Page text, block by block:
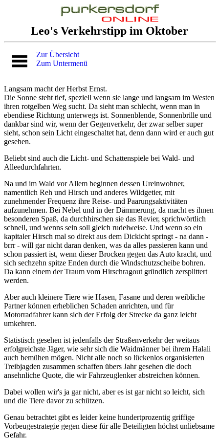
Leo's Verkehrstipp im Oktober
Zur Übersicht
Zum Untermenü
Langsam macht der Herbst Ernst.
Die Sonne steht tief, speziell wenn sie lange und langsam im Westen
ihren rotgelben Weg sucht. Da sieht man schlecht, wenn man in
ebendiese Richtung unterwegs ist. Sonnenblende, Sonnenbrille und
dankbar sind wir, wenn der Gegenverkehr, der zwar selber super
sieht, schon sein Licht eingeschaltet hat, denn dann wird er auch gut
gesehen.
Beliebt sind auch die Licht- und Schattenspiele bei Wald- und
Alleedurchfahrten.
Na und im Wald vor Allem beginnen dessen Ureinwohner,
namentlich Reh und Hirsch und anderes Wildgetier, mit
zunehmender Frequenz ihre Reise- und Paarungsaktivitäten
aufzunehmen. Bei Nebel und in der Dämmerung, da macht es ihnen
besonderen Spaß, da durchhirschen sie das Revier, sprichwörtlich
schnell, und wenns sein soll gleich rudelweise. Und wenn so ein
kapitaler Hirsch mal so direkt aus dem Dickicht springt - na dann -
brrr - will gar nicht daran denken, was da alles passieren kann und
schon passiert ist, wenn dieser Brocken gegen das Auto kracht, und
sich sechzehn spitze Enden durch die Windschutzscheibe bohren.
Da kann einem der Traum vom Hirschragout gründlich zersplittert
werden.
Aber auch kleinere Tiere wie Hasen, Fasane und deren weibliche
Partner können erheblichen Schaden anrichten, und für
Motorradfahrer kann sich der Erfolg der Strecke da ganz leicht
umkehren.
Statistisch gesehen ist jedenfalls der Straßenverkehr der weitaus
erfolgreichste Jäger, wie sehr sich die Waidmänner bei ihrem Halali
auch bemühen mögen. Nicht alle noch so lückenlos organisierten
Treibjagden zusammen schaffen übers Jahr gesehen die doch
ansehnliche Quote, die wir Fahrzeuglenker abstreichen können.
Dabei wollen wir's ja gar nicht, aber es ist gar nicht so leicht, sich
und die Tiere davor zu schützen.
Genau betrachtet gibt es leider keine hundertprozentig griffige
Vorbeugestrategie gegen diese für alle Beteiligten höchst unliebsame
Gefahr.